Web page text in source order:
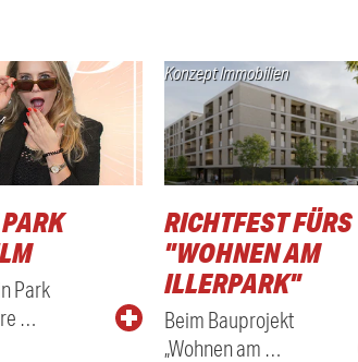
Park
…
Konzept Immobilien
RICHTFEST FÜRS
"WOHNEN AM
ILLERPARK"
Beim Bauprojekt
„Wohnen am …